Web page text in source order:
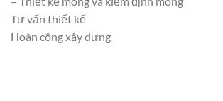
Tư vấn thiết kế
Hoàn công xây dựng